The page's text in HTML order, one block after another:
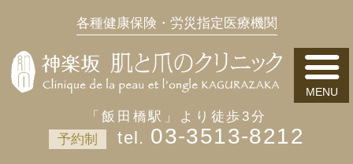
各種健康保険・労災指定医療機関
「飯田橋駅」より徒歩3分
予約制
03-3513-8212